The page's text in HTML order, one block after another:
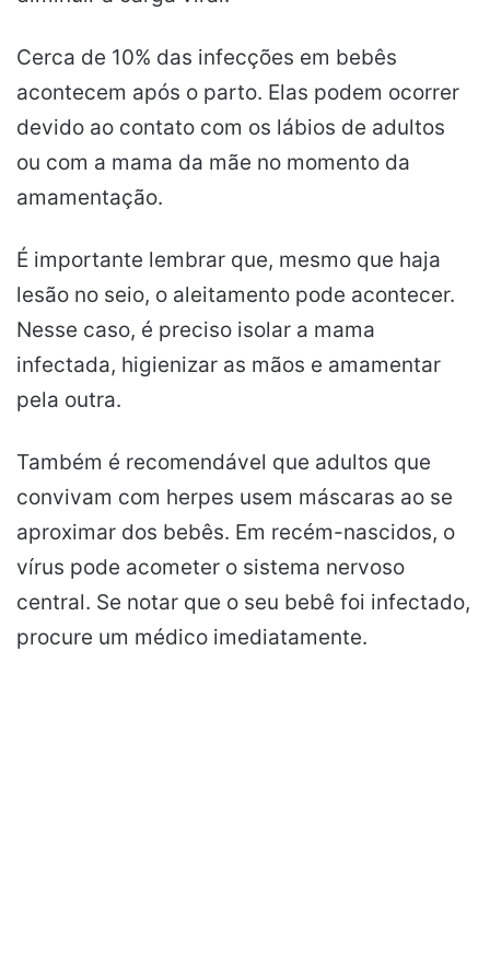
Cerca de 10% das infecções em bebês
acontecem após o parto. Elas podem ocorrer
devido ao contato com os lábios de adultos
ou com a mama da mãe no momento da
amamentação.
É importante lembrar que, mesmo que haja
lesão no seio, o aleitamento pode acontecer.
Nesse caso, é preciso isolar a mama
infectada, higienizar as mãos e amamentar
pela outra.
Também é recomendável que adultos que
convivam com herpes usem máscaras ao se
aproximar dos bebês. Em recém-nascidos, o
vírus pode acometer o sistema nervoso
central. Se notar que o seu bebê foi infectado,
procure um médico imediatamente.